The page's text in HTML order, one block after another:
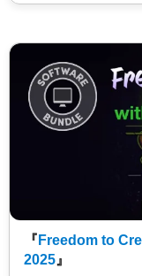
『 Freedom to
2025 』